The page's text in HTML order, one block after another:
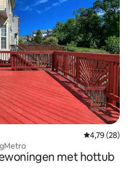
Gemiddelde
4,79 (28)
met hottub